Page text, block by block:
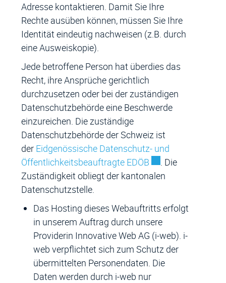
Adresse kontaktieren. Damit Sie Ihre
Rechte ausüben können, müssen Sie Ihre
Identität eindeutig nachweisen (z.B. durch
eine Ausweiskopie).
Jede betroffene Person hat überdies das
Recht, ihre Ansprüche gerichtlich
durchzusetzen oder bei der zuständigen
Datenschutzbehörde eine Beschwerde
einzureichen. Die zuständige
Datenschutzbehörde der Schweiz ist
der Eidgenössische Datenschutz- und
Öffentlichkeitsbeauftragte EDÖB Externer Link
. Die
Zuständigkeit obliegt der kantonalen
Datenschutzstelle.
Das Hosting dieses Webauftritts erfolgt
in unserem Auftrag durch unsere
Providerin Innovative Web AG (i-web). i-
web verpflichtet sich zum Schutz der
übermittelten Personendaten. Die
Daten werden durch i-web nur